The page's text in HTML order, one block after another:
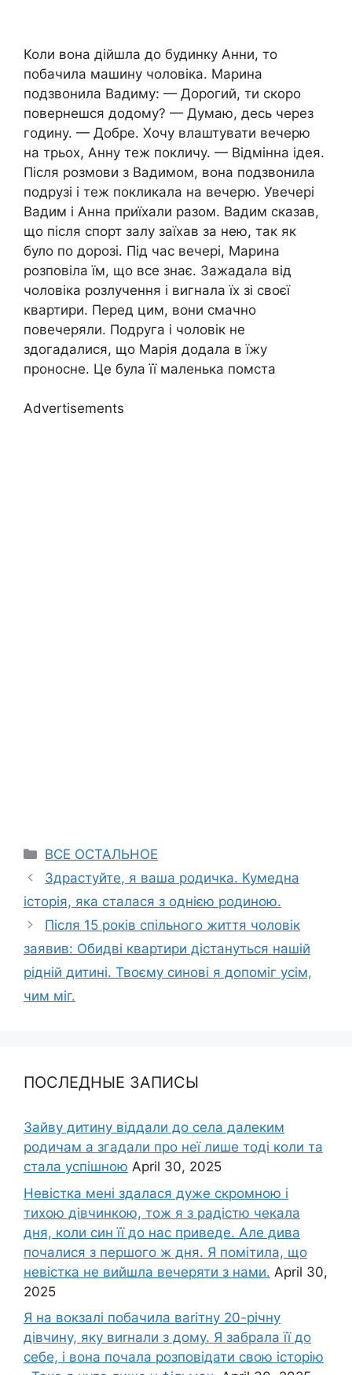
Коли вона дійшла до будинку Анни, то
побачила машину чоловіка. Марина
подзвонила Вадиму: — Дорогий, ти скоро
повернешся додому? — Думаю, десь через
годину. — Добре. Хочу влаштувати вечерю
на трьох, Анну теж покличу. — Відмінна ідея.
Після розмови з Вадимом, вона подзвонила
подрузі і теж покликала на вечерю. Увечері
Вадим і Анна приїхали разом. Вадим сказав,
що після спорт залу заїхав за нею, так як
було по дорозі. Під час вечері, Марина
розповіла їм, що все знає. Зажадала від
чоловіка розлучення і вигнала їх зі своєї
квартири. Перед цим, вони смачно
повечеряли. Подруга і чоловік не
здогадалися, що Марія додала в їжу
пpoнocне. Це була її маленька помста
Advertisements
Categories
ВСЕ ОСТАЛЬНОЕ
Здрастуйте, я ваша родичка. Кумедна
історія, яка сталася з однією родиною.
Після 15 років спільного життя чоловік
заявив: Обидві квартири дістануться нашій
рідній дитині. Твоєму синові я допоміг усім,
чим міг.
ПОСЛЕДНЫЕ ЗАПИСЫ
Зайву дитину віддали до села далеким
родичам а згадали про неї лише тоді коли та
стала успішною April 30, 2025
Невістка мені здалася дуже скромною і
тихою дівчинкою, тож я з радістю чекала
дня, коли син її до нас приведе. Але дива
почалися з першого ж дня. Я помітила, що
невістка не вийшла вечеряти з нами. April 30,
2025
Я на вокзалі побачила ваrітну 20-річну
дівчину, яку виrнали з дому. Я забрала її до
себе, і вона почала розповідати свою історію